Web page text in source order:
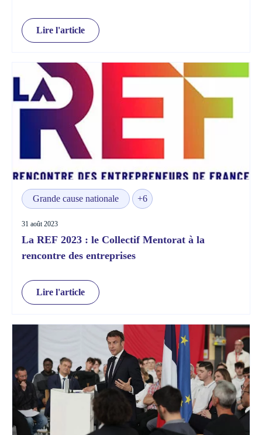
Lire l'article
Grande cause nationale +6
31 août 2023
La REF 2023 : le Collectif Mentorat à la
rencontre des entreprises
Lire l'article